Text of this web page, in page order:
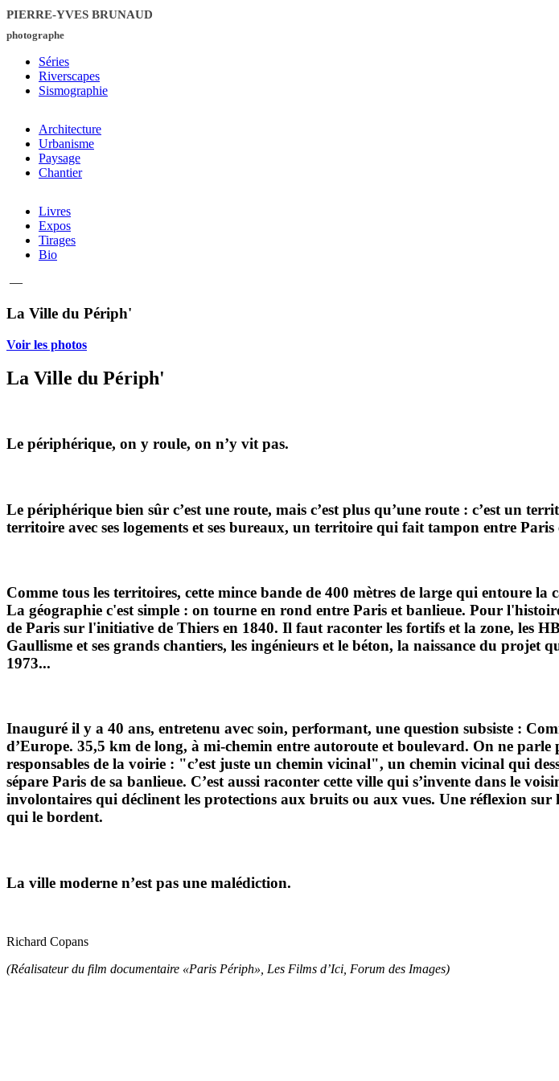
PIERRE-YVES BRUNAUD
photographe
Séries
Riverscapes
Sismographie
Architecture
Urbanisme
Paysage
Chantier
Livres
Expos
Tirages
Bio
—
La Ville du Périph'
Voir les photos
La Ville du Périph'
Le périphérique, on y roule, on n’y vit pas.
Le périphérique bien sûr c’est une route, mais c’est plus qu’une route : c’est un
territoire avec ses logements et ses bureaux, un territoire qui fait tampon entre
Comme tous les territoires, cette mince bande de 400 mètres de large qui entoure
La géographie c'est simple : on tourne en rond entre Paris et banlieue. Pour
de Paris sur l'initiative de Thiers en 1840. Il faut raconter les fortifs et la zone, les
Gaullisme et ses grands chantiers, les ingénieurs et le béton, la naissance du
1973...
Inauguré il y a 40 ans, entretenu avec soin, performant, une question subsiste :
d’Europe. 35,5 km de long, à mi-chemin entre autoroute et boulevard. On ne
responsables de la voirie : "c’est juste un chemin vicinal", un chemin vicinal qui
sépare Paris de sa banlieue. C’est aussi raconter cette ville qui s’invente dans le
involontaires qui déclinent les protections aux bruits ou aux vues. Une réflexion
qui le bordent.
La ville moderne n’est pas une malédiction.
Richard Copans
(Réalisateur du film documentaire «Paris Périph», Les Films d’Ici, Forum des Images)